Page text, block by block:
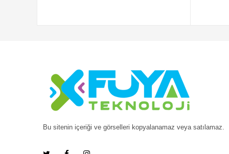
Bu sitenin içeriği ve görselleri kopyalanamaz veya satılamaz.